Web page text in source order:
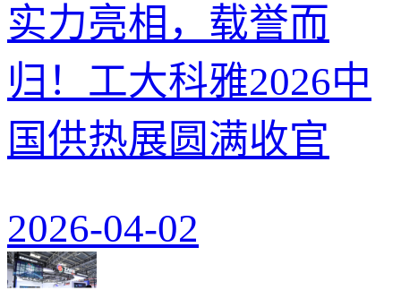
实力亮相，载誉而
归！工大科雅2026中
国供热展圆满收官
2026-04-02